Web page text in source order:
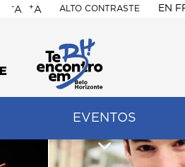
-A +A ALTO CONTRASTE EN
EVENTOS